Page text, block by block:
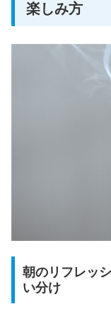
楽しみ方
朝のリフレッ
い分け